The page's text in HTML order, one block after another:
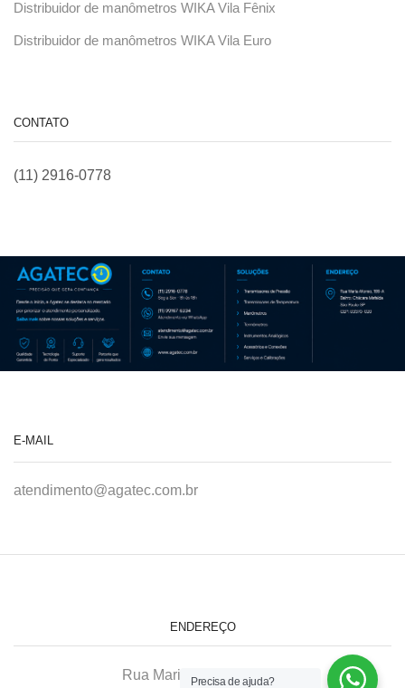
Distribuidor de manômetros WIKA Vila Fênix
Distribuidor de manômetros WIKA Vila Euro
CONTATO
(11) 2916-0778
E-MAIL
atendimento@agatec.com.br
ENDEREÇO
Rua Maria Afonso, 166-A
Precisa de ajuda?